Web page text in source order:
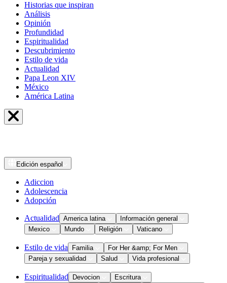
Historias que inspiran
Análisis
Opinión
Profundidad
Espiritualidad
Descubrimiento
Estilo de vida
Actualidad
Papa Leon XIV
México
América Latina
Edición español
Adiccion
Adolescencia
Adopción
Actualidad America latina
Información general
Mexico
Mundo Religión Vaticano
Estilo de vida Familia
For Her &amp; For Men
Pareja y sexualidad
Salud Vida profesional
Espiritualidad Devocion
Escritura